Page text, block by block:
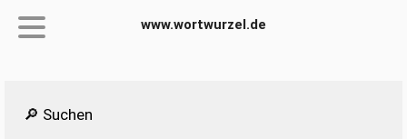
www.wortwurzel.de
🔎 Suchen